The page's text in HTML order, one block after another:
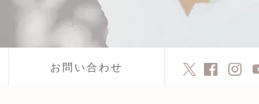
お問い合わせ